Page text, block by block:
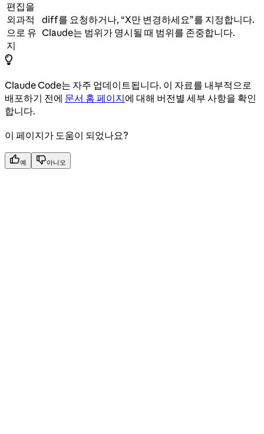
편집을
외과적
으로 유
지
diff를 요청하거나, “X만 변경하세요”를 지정합니다.
Claude는 범위가 명시될 때 범위를 존중합니다.
Claude Code는 자주 업데이트됩니다. 이 자료를 내부적으로
배포하기 전에 문서 홈 페이지에 대해 버전별 세부 사항을 확인
합니다.
이 페이지가 도움이 되었나요?
예 아니오